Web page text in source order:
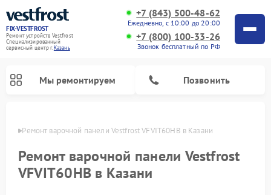
FIX-VESTFROST
Ремонт устройств Vestfrost
Специализированный
cервисный центр г.Казань
+7 (843) 500-48-62
Ежедневно, с 10:00 до 20:00
+7 (800) 100-33-26
Звонок бесплатный по РФ
Мы ремонтируем Позвонить
Ремонт варочной панели Vestfrost VFVIT60HB в Казани
Ремонт варочной панели Vestfrost
VFVIT60HB в Казани